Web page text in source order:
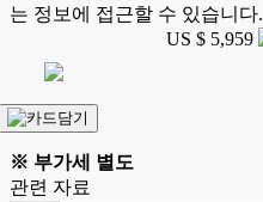
는 정보에 접근할 수 있습니다.
US $ 5,959
※ 부가세 별도
관련 자료